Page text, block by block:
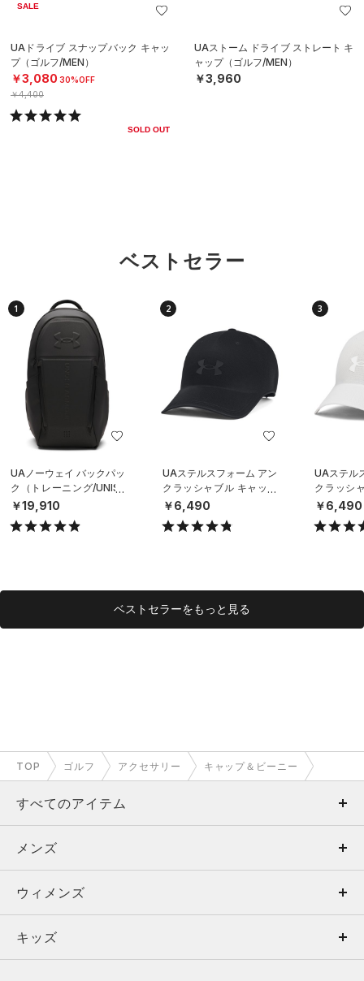
SALE
UAドライブ スナップバック キャッ
プ（ゴルフ/MEN）
￥3,080 30%OFF
￥4,400
SOLD OUT
UAストーム ドライブ ストレート キ
ャップ（ゴルフ/MEN）
￥3,960
ベストセラー
1
UAノーウェイ バックパッ
ク（トレーニング/UNISE
X）
￥19,910
2
UAステルスフォーム アン
クラッシャブル キャップ
（ライフスタイル/UNISE
X）
￥6,490
3
UAステル
クラッシ
（ライフ
X）
￥6,490
ベストセラーをもっと見る
TOP ゴルフ アクセサリー キャップ＆ビーニー
すべてのアイテム
メンズ
ウィメンズ
キッズ
メンズ
トップス
ボトムス
ウィメンズ
トップス
キッズ